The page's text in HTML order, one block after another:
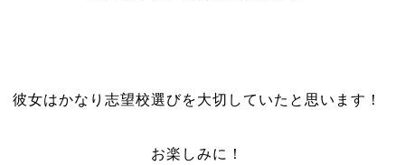
彼女はかなり志望校選びを大切していたと思います！
お楽しみに！